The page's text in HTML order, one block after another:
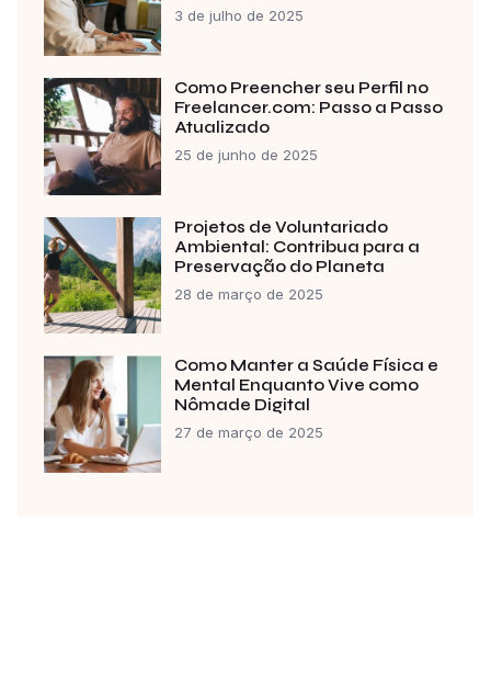
3 de julho de 2025
Como Preencher seu Perfil no
Freelancer.com: Passo a Passo
Atualizado
25 de junho de 2025
Projetos de Voluntariado
Ambiental: Contribua para a
Preservação do Planeta
28 de março de 2025
Como Manter a Saúde Física e
Mental Enquanto Vive como
Nômade Digital
27 de março de 2025